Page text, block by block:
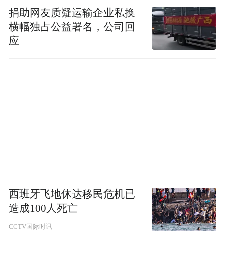
捐助网友质疑运输企业私换
横幅独占公益署名，公司回
应
西班牙飞地休达移民危机已
造成100人死亡
CCTV国际时讯